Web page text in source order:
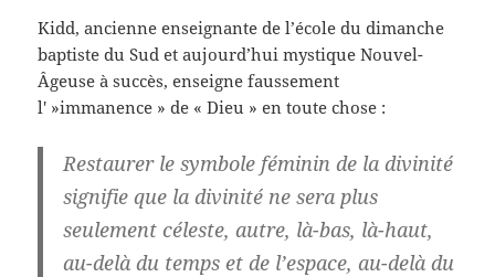
Kidd, ancienne enseignante de l’école du dimanche
baptiste du Sud et aujourd’hui mystique Nouvel-
Âgeuse à succès, enseigne faussement
l' »immanence » de « Dieu » en toute chose :
Restaurer le symbole féminin de la divinité
signifie que la divinité ne sera plus
seulement céleste, autre, là-bas, là-haut,
au-delà du temps et de l’espace, au-delà du